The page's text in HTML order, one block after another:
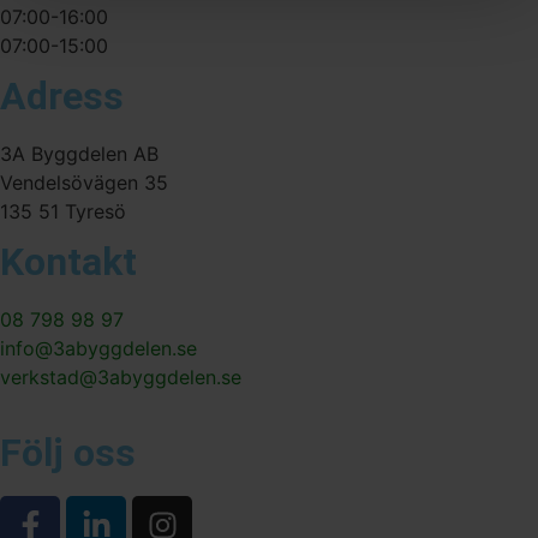
07:00-16:00
07:00-15:00
Adress
3A Byggdelen AB
Vendelsövägen 35
135 51 Tyresö
Kontakt
08 798 98 97
info@3abyggdelen.se
verkstad@3abyggdelen.se
Följ oss